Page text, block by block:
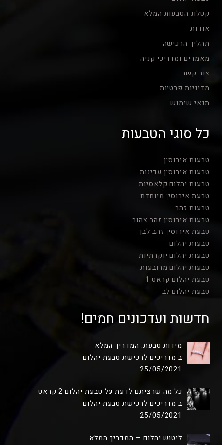
קטלוג הטבעות המלא
אודות
תהליך הרכישה
מאמרים ומדריכי קניה
צור קשר
מדיניות פרטיות
תנאי שימוש
כל סוגי הטבעות
טבעות אירוסין
טבעות אירוסין עדינות
טבעות יהלום קלאסיות
טבעת אירוסין מיוחדת
טבעות זהב
טבעות אירוסין זהב צהוב
טבעת אירוסין זהב לבן
טבעות יהלום
טבעות יהלום יוקרתיות
טבעות יהלום מרובעות
טבעת יהלום קראט 1
טבעת יהלום לב
חדשות ועדכונים חמים!
מידות טבעת: המדריך המלא
ב מדריכים לרכישת טבעת יהלום
25/05/2021
כל מה שרציתם לדעת על טבעת יהלום 2 קראט
ב מדריכים לרכישת טבעת יהלום
25/05/2021
ליטוש יהלום – המדריך המלא